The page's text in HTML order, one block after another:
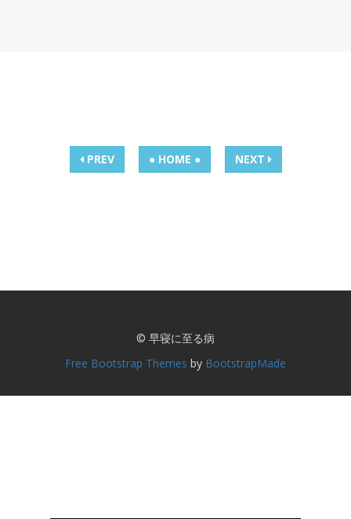
PREV ● HOME ● NEXT
© 早寝に至る病
Free Bootstrap Themes by BootstrapMade